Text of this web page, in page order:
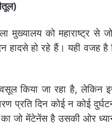
मुख्यालय को महाराष्ट्र से
हादसे हो रहे हैं। यही वजह है
किया जा रहा है, लेकिन
दिन कोई न कोई
जो मेंटेनेंस है उसकी ओर ध्यान